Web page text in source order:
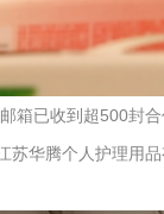
箱已收到超500封
苏华腾个人护理用